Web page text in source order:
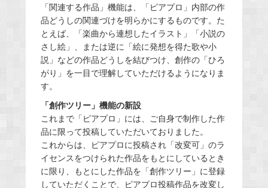
「関連する作品」機能は、「ピアプロ」内部の作
品どうしの関連づけを明らかにするものです。た
とえば、「楽曲から連想したイラスト」「小説の
さし絵」、または逆に「絵に発想を得た歌や小
説」などの作品どうしを結びつけ、創作の「ひろ
がり」を一目で理解していただけるようになりま
す。
「創作ツリー」機能の新設
これまで「ピアプロ」には、ご自身で制作した作
品に限って投稿していただいておりました。
これからは、ピアプロに投稿され「改変可」のラ
イセンスをつけられた作品をもとにしているとき
に限り、もとにした作品を「創作ツリー」に登録
していただくことで、ピアプロ投稿作品を改変し